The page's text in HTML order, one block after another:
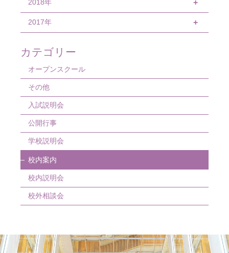
4月
8月
5月
4月
9月
5月
4月
11月
4月
2018年 +
12月
4月
2017年 +
カテゴリー
オープンスクール
その他
入試説明会
公開行事
学校説明会
校内案内
校内説明会
校外相談会